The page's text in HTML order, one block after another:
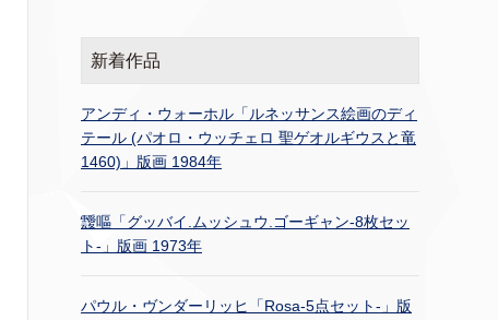
新着作品
アンディ・ウォーホル「ルネッサンス絵画のディ
テール (パオロ・ウッチェロ 聖ゲオルギウスと竜
1460)」版画 1984年
靉嘔「グッバイ.ムッシュウ.ゴーギャン-8枚セッ
ト-」版画 1973年
パウル・ヴンダーリッヒ「Rosa-5点セット-」版